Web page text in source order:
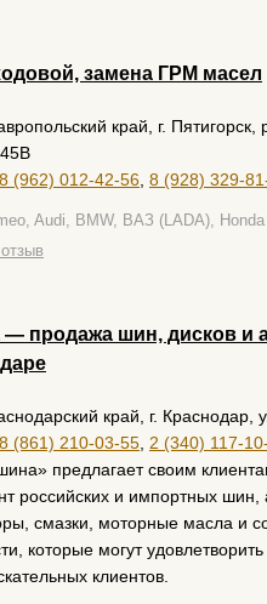
замена ГРМ масел
край, г. Пятигорск,
8 (962) 012-42-56 8 (928) 329-
Audi, BMW, ВАЗ (LADA), Honda
продажа шин, дисков и
край, г. Краснодар,
8 (861) 210-03-55 2 (340) 117-
предлагает своим
российских и импортных шин,
смазки, моторные масла и
которые могут
клиентов.